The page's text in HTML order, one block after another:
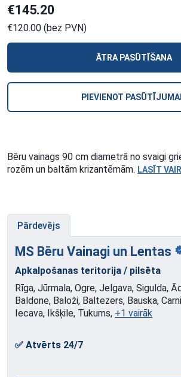
€145.20
€120.00 (bez PVN)
ĀTRA PASŪTĪŠANA
PIEVIENOT
Bēru vainags 90 cm diametrā no svaigi
rozēm un baltām krizantēmām. LASĪT
Pārdevējs
MS Bēru Vainagi un Lentas
Apkalpošanas teritorija / pilsēta
Rīga, Jūrmala, Ogre, Jelgava, Sigulda,
Baldone, Baloži, Baltezers, Bauska,
Iecava, Ikšķile, Tukums, +1 vairāk
✅ Atvērts 24/7